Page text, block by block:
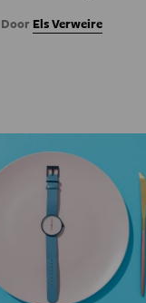
Door Els Verweire